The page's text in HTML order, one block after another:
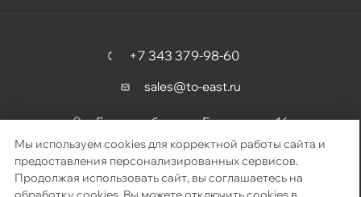
Мы используем cookies для корректной работы сайта и
предоставления персонализированных сервисов.
Продолжая использовать сайт, вы соглашаетесь на
+7 343 379-98-60
sales@to-east.ru
Екатеринбург, ул. Барвинка, д. 16
2026 © «Восточный путь» – поставка телекоммуникационного